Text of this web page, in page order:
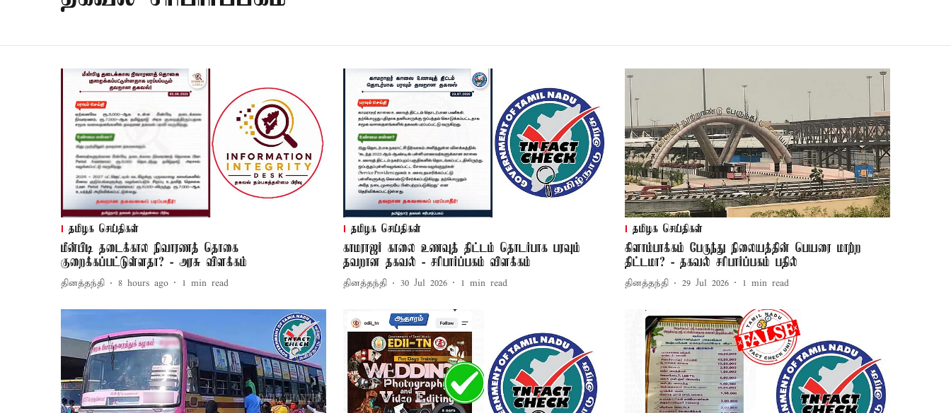
தமிழக செய்திகள்
மீன்பிடி தடைக்கால நிவாரணத் தொகை
குறைக்கப்பட்டுள்ளதா? - அரசு விளக்கம்
தினத்தந்தி 8 hours ago 1 min read
தமிழக செய்திகள்
காமராஜர் காலை உணவுத் திட்டம் தொடர்பாக பரவும்
தவறான தகவல் - சரிபார்ப்பகம் விளக்கம்
தினத்தந்தி 30 Jul 2026 1 min read
தமிழக செய்திகள்
கிளாம்பாக்கம் பேருந்து நிலையத்தின் பெயரை மாற்ற
திட்டமா? - தகவல் சரிபார்ப்பகம் பதில்
தினத்தந்தி 29 Jul 2026 1 min read